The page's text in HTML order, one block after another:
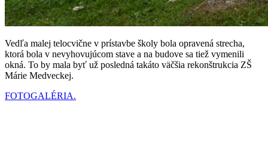
Vedľa malej telocvične v prístavbe školy bola opravená strecha,
ktorá bola v nevyhovujúcom stave a na budove sa tiež vymenili
okná. To by mala byť už posledná takáto väčšia rekonštrukcia ZŠ
Márie Medveckej.
FOTOGALÉRIA.